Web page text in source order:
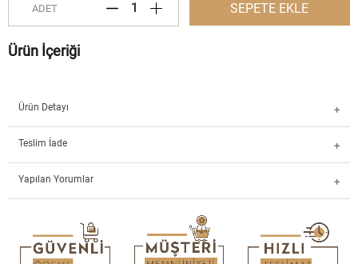
ADET SEPETE EKLE
Ürün İçeriği
Ürün Detayı
Teslim İade
Yapılan Yorumlar